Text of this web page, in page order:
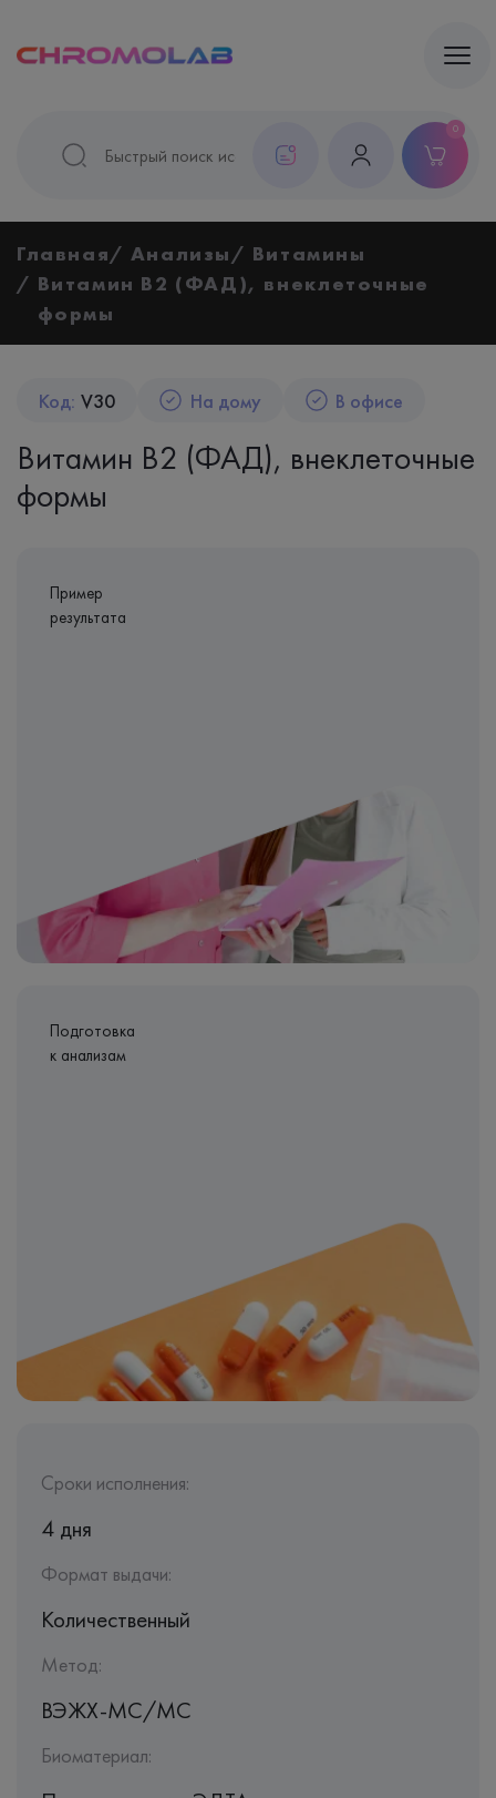
0
Главная Анализы
Витамины
Витамин B2 (ФАД), внеклеточные
формы
Код: V30 На дому В офисе
Витамин B2 (ФАД), внеклеточные
формы
Пример
результата
Подготовка
к анализам
Сроки исполнения:
4 дня
Формат выдачи:
Количественный
Метод:
ВЭЖХ-МС/МС
Биоматериал: